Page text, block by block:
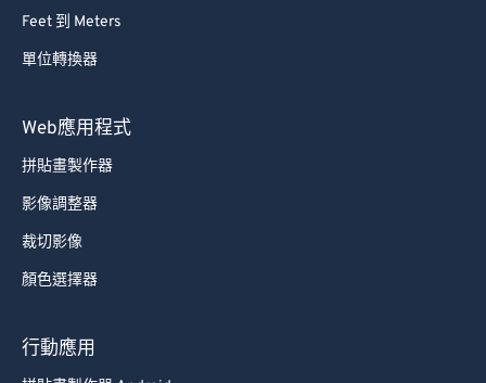
Feet 到 Meters
單位轉換器
Web應用程式
拼貼畫製作器
影像調整器
裁切影像
顏色選擇器
行動應用